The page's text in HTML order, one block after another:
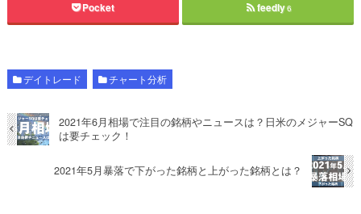
Pocket feedly6
デイトレード チャート分析
2021年6月相場で注目の銘柄やニュースは？日米のメジャーSQ
は要チェック！
2021年5月暴落で下がった銘柄と上がった銘柄とは？